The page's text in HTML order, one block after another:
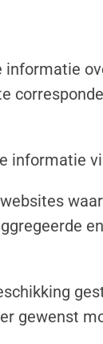
informatie
gewenst